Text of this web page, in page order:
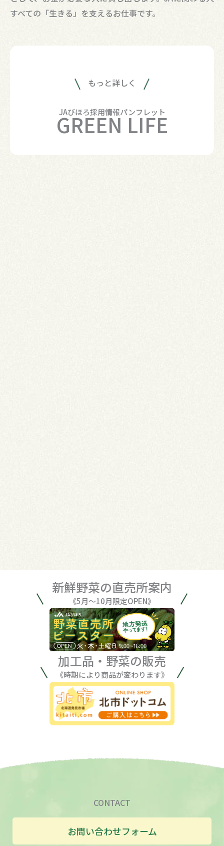
すべての「生きる」を支えるお仕事です。
もっと詳しく
JAびほろ採用情報パンフレット
GREEN LIFE
新鮮野菜の直売所案内
《5月〜10月限定OPEN》
加工品・野菜の販売
《時期により商品が変わります》
CONTACT
お問い合わせフォーム